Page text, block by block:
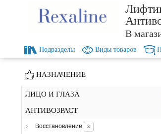
В
Подразделы Виды товаров
НАЗНАЧЕНИЕ
ЛИЦО И ГЛАЗА
АНТИВОЗРАСТ
Восстановление 3